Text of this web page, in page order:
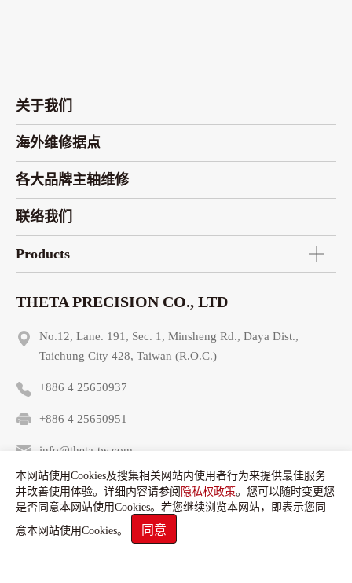
关于我们
海外维修据点
各大品牌主轴维修
联络我们
Products
THETA PRECISION CO., LTD
No.12, Lane. 191, Sec. 1, Minsheng Rd., Daya Dist.,
Taichung City 428, Taiwan (R.O.C.)
+886 4 25650937
+886 4 25650951
info@theta-tw.com
本网站使用Cookies及搜集相关网站内使用者行为来提供最佳服务
并改善使用体验。详细内容请参阅 隐私权政策。您可以随时变更您
是否同意本网站使用Cookies。若您继续浏览本网站，即表示您同
意本网站使用Cookies。
同意